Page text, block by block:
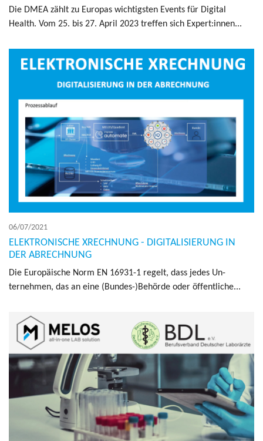
Die DMEA zählt zu Eu­ropas wichtig­sten Events für Dig­i­tal
Health. Vom 25. bis 27. April 2023 tr­e­f­fen sich Ex­pert:innen...
06/07/2021
ELEKTRONISCHE XRECHNUNG - DIGITALISIERUNG IN
DER ABRECHNUNG
Die Europäische Norm EN 16931-1 regelt, dass jedes Un­
ternehmen, das an eine (Bun­des-)Behörde oder öffentliche...